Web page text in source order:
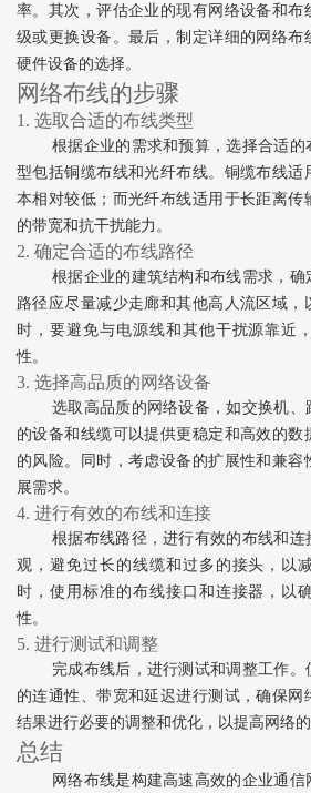
率。其次，评估企业的现有网络设备和布
级或更换设备。最后，制定详细的网络布
硬件设备的选择。
网络布线的步骤
1. 选取合适的布线类型
根据企业的需求和预算，选择合适
型包括铜缆布线和光纤布线。铜缆布线适
本相对较低；而光纤布线适用于长距离传
的带宽和抗干扰能力。
2. 确定合适的布线路径
根据企业的建筑结构和布线需求，
路径应尽量减少走廊和其他高人流区域，
时，要避免与电源线和其他干扰源靠近
性。
3. 选择高品质的网络设备
选取高品质的网络设备，如交换机
的设备和线缆可以提供更稳定和高效的数
的风险。同时，考虑设备的扩展性和兼容
展需求。
4. 进行有效的布线和连接
根据布线路径，进行有效的布线和
观，避免过长的线缆和过多的接头，以
时，使用标准的布线接口和连接器，以
性。
5. 进行测试和调整
完成布线后，进行测试和调整工作
的连通性、带宽和延迟进行测试，确保网
结果进行必要的调整和优化，以提高网络的
总结
网络布线是构建高速高效的企业通